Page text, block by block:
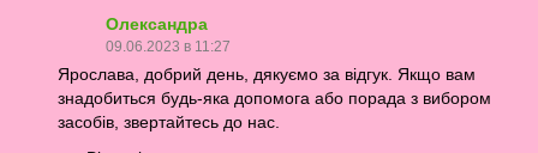
Олександра
09.06.2023 в 11:27
Ярослава, добрий день, дякуємо за відгук. Якщо вам
знадобиться будь-яка допомога або порада з вибором
засобів, звертайтесь до нас.